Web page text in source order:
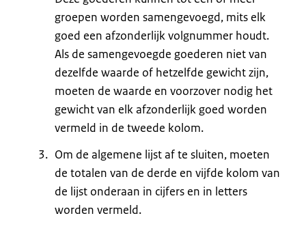
groepen worden samengevoegd, mits elk
goed een afzonderlijk volgnummer houdt.
Als de samengevoegde goederen niet van
dezelfde waarde of hetzelfde gewicht zijn,
moeten de waarde en voorzover nodig het
gewicht van elk afzonderlijk goed worden
vermeld in de tweede kolom.
Om de algemene lijst af te sluiten, moeten
de totalen van de derde en vijfde kolom van
de lijst onderaan in cijfers en in letters
worden vermeld.